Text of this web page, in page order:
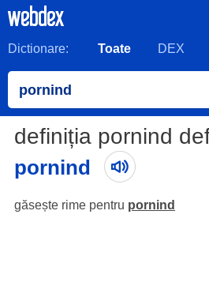
Dictionare: Toate DEX
definiția pornind
pornind
găsește rime pentru pornind